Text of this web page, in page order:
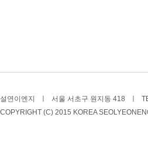
설연이엔지 서울 서초구 원지동 418
COPYRIGHT (C) 2015 KOREA